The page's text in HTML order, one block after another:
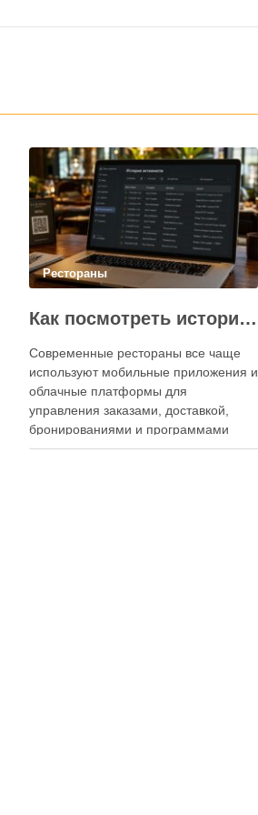
Рестораны
Как посмотреть историю активности приложения для ресторана и зачем это нужно бизнесу
Современные рестораны все чаще
используют мобильные приложения и
облачные платформы для
управления заказами, доставкой,
бронированиями и программами
лояльности. Однако многие